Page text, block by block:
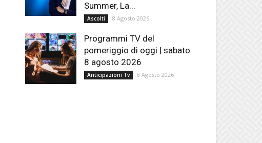
Summer, La...
Ascolti 8 Agosto 2026
Programmi TV del
pomeriggio di oggi | sabato
8 agosto 2026
Anticipazioni Tv 8 Agosto 2026